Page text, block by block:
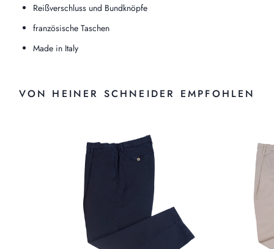
Reißverschluss und Bundknöpfe
französische Taschen
Made in Italy
VON HEINER SCHNEIDER EMPFOHLEN